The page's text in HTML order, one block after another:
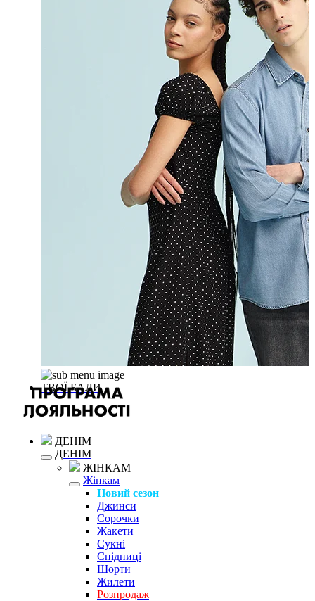
ТВОЇ БАЛИ
ДЕНІМ
ДЕНІМ
ЖІНКАМ
Жінкам
Новий сезон
Джинси
Сорочки
Жакети
Сукні
Спідниці
Шорти
Жилети
Розпродаж